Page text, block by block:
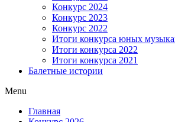
Конкурс 2024
Конкурс 2023
Конкурс 2022
Итоги конкурса юных
Итоги конкурса 2022
Итоги конкурса 2021
Балетные истории
Menu
Главная